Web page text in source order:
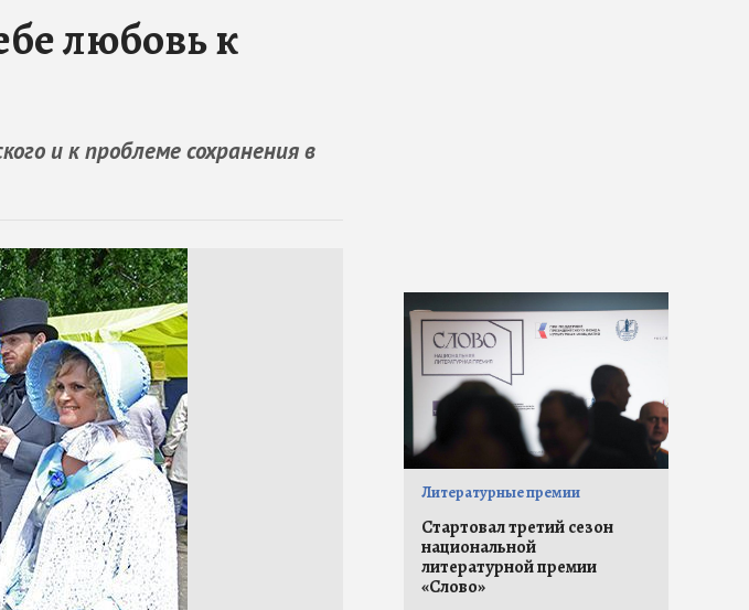
любовь к
и к проблеме сохранения в
Литературные премии
Стартовал третий сезон
национальной
литературной премии
«Слово»